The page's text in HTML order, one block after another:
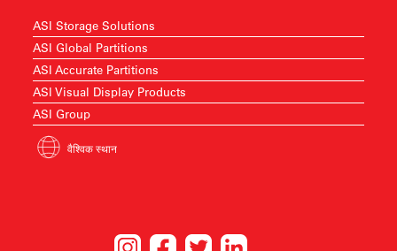
ASI Storage Solutions
ASI Global Partitions
ASI Accurate Partitions
ASI Visual Display Products
ASI Group
वैश्विक स्थान